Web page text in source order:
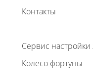
Контакты
Сервис настройки
Колесо фортуны